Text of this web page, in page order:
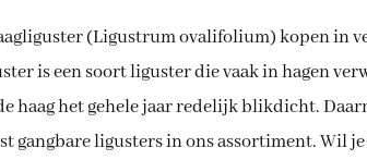
(Ligustrum ovalifolium) kopen in
is een soort liguster die vaak in hagen
het gehele jaar redelijk blikdicht.
gangbare ligusters in ons assortiment.